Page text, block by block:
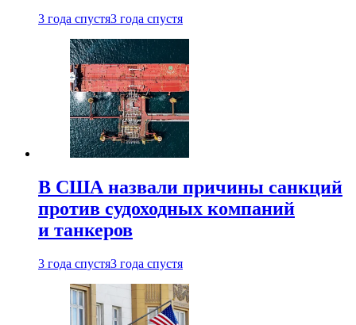
3 года спустя3 года спустя
В США назвали причины санкций
против судоходных компаний
и танкеров
3 года спустя3 года спустя